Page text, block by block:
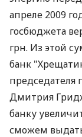
апреле 2009
госбюджета
грн. Из этой
банк
председателя
Дмитрия
банку
сможем